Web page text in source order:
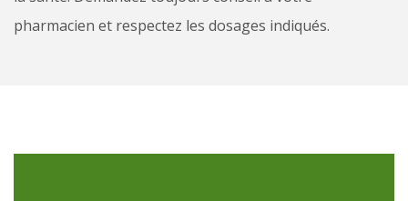
pharmacien et respectez les dosages indiqués.